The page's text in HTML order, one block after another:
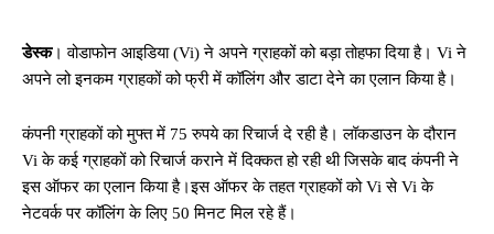
डेस्क। वोडाफोन आइडिया (Vi) ने अपने ग्राहकों को बड़ा तोहफा दिया है। Vi ने
अपने लो इनकम ग्राहकों को फ्री में कॉलिंग और डाटा देने का एलान किया है।
कंपनी ग्राहकों को मुफ्त में 75 रुपये का रिचार्ज दे रही है। लॉकडाउन के दौरान
Vi के कई ग्राहकों को रिचार्ज कराने में दिक्कत हो रही थी जिसके बाद कंपनी ने
इस ऑफर का एलान किया है।इस ऑफर के तहत ग्राहकों को Vi से Vi के
नेटवर्क पर कॉलिंग के लिए 50 मिनट मिल रहे हैं।